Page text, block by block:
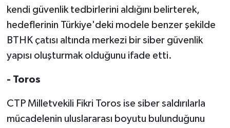
kendi güvenlik tedbirlerini aldığını belirterek,
hedeflerinin Türkiye'deki modele benzer şekilde
BTHK çatısı altında merkezi bir siber güvenlik
yapısı oluşturmak olduğunu ifade etti.
- Toros
CTP Milletvekili Fikri Toros ise siber saldırılarla
mücadelenin uluslararası boyutu bulunduğunu